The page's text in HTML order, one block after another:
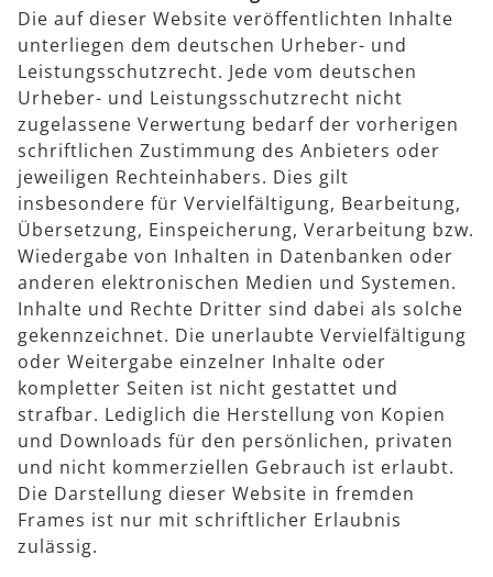
Die auf dieser Website veröffentlichten Inhalte
unterliegen dem deutschen Urheber- und
Leistungsschutzrecht. Jede vom deutschen
Urheber- und Leistungsschutzrecht nicht
zugelassene Verwertung bedarf der vorherigen
schriftlichen Zustimmung des Anbieters oder
jeweiligen Rechteinhabers. Dies gilt
insbesondere für Vervielfältigung, Bearbeitung,
Übersetzung, Einspeicherung, Verarbeitung bzw.
Wiedergabe von Inhalten in Datenbanken oder
anderen elektronischen Medien und Systemen.
Inhalte und Rechte Dritter sind dabei als solche
gekennzeichnet. Die unerlaubte Vervielfältigung
oder Weitergabe einzelner Inhalte oder
kompletter Seiten ist nicht gestattet und
strafbar. Lediglich die Herstellung von Kopien
und Downloads für den persönlichen, privaten
und nicht kommerziellen Gebrauch ist erlaubt.
Die Darstellung dieser Website in fremden
Frames ist nur mit schriftlicher Erlaubnis
zulässig.